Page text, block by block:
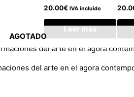
20.00€ IVA incluido
Leer más
AGOTADO
del arte en el agora